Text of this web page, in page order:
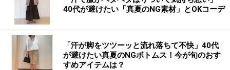
40代が避けたい「真夏のNG素材」とOKコーデ
「汗が脚をツツーッと流れ落ちて不快」40代
が避けたい真夏のNGボトムス！今が旬のおす
すめアイテムは？